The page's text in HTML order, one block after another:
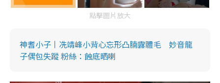
點擊圖片放大
神耆小子丨冼靖峰小背心忘形凸腩露體毛 妙音龍
子偶包失蹤 粉絲：蝕底晒喇